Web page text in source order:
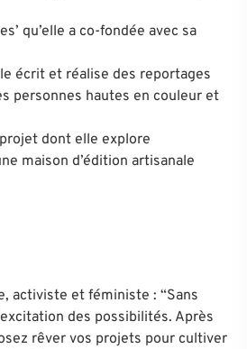
qu’elle a co-fondée avec sa
écrit et réalise des reportages
personnes hautes en couleur et
dont elle explore
maison d’édition artisanale
activiste et féministe : “Sans
des possibilités. Après
rêver vos projets pour cultiver